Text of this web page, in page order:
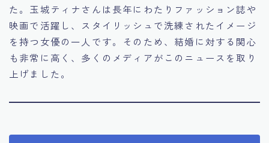
た。玉城ティナさんは長年にわたりファッション誌や
映画で活躍し、スタイリッシュで洗練されたイメージ
を持つ女優の一人です。そのため、結婚に対する関心
も非常に高く、多くのメディアがこのニュースを取り
上げました。